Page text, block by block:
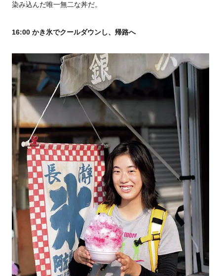
染み込んだ唯一無二な丼だ。
16:00 かき氷でクールダウンし、帰路へ